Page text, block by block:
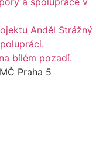
Praha 5